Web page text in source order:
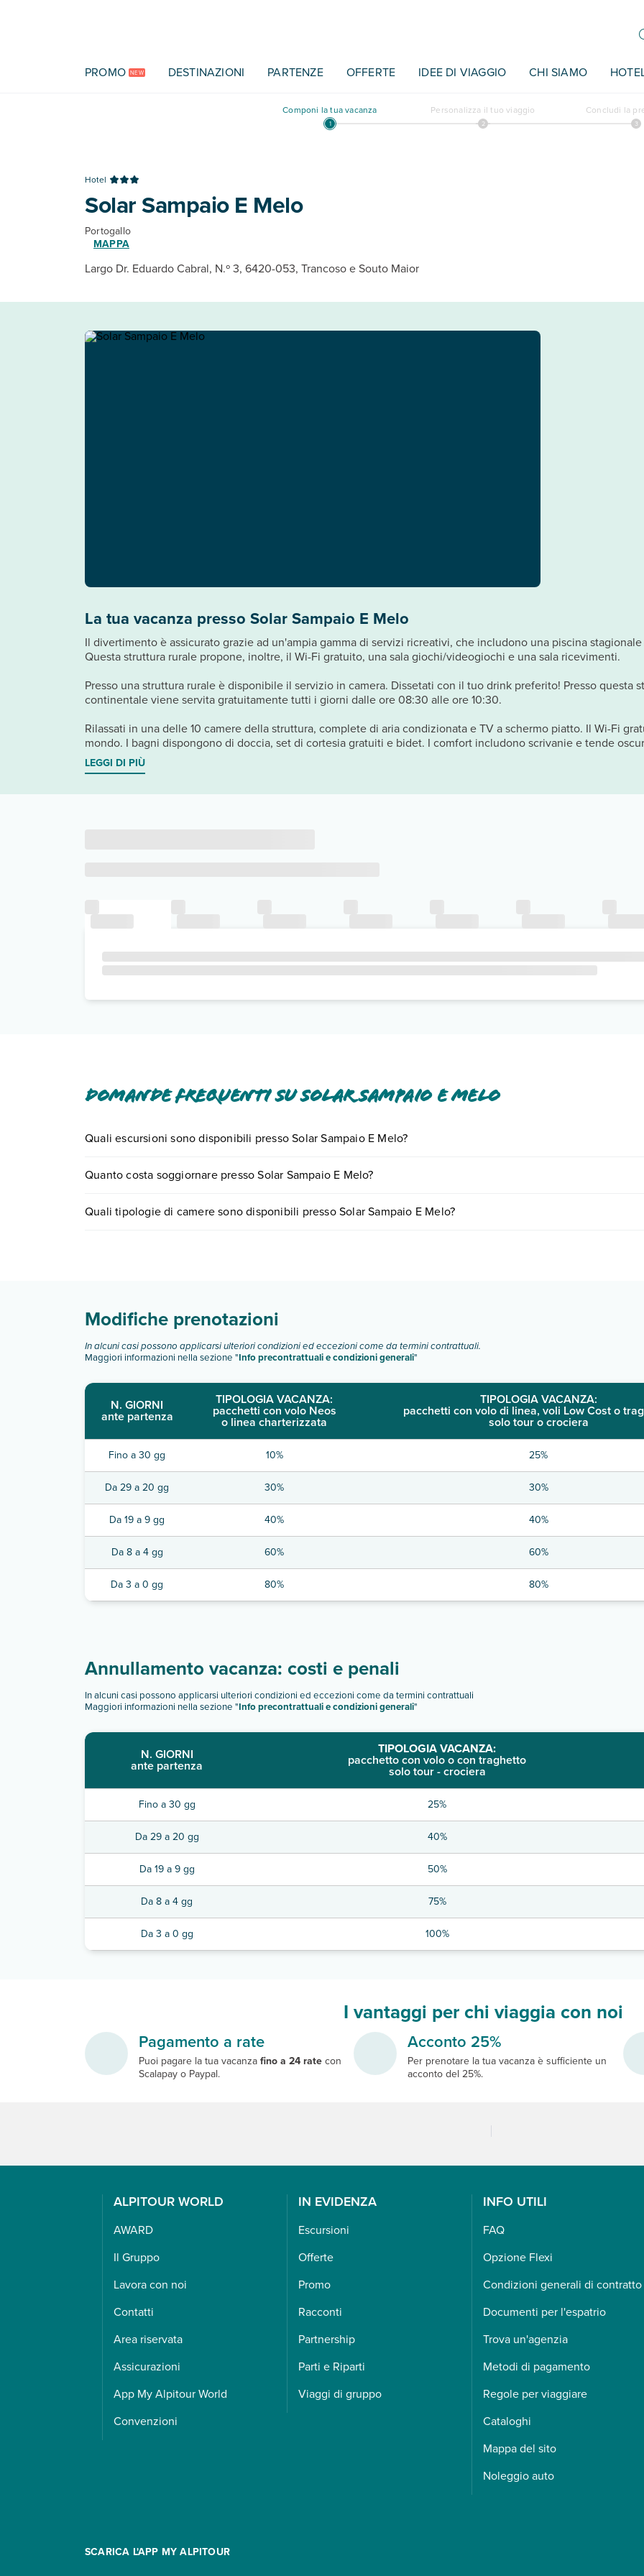
PROMO NEW DESTINAZIONI PARTENZE OFFERTE IDEE DI VIAGGIO CHI SIAMO
Componi la tua vacanza Personalizza il tuo viaggio Concludi la
Hotel
Solar Sampaio E Melo
Portogallo
MAPPA
Largo Dr. Eduardo Cabral, N.º 3, 6420-053, Trancoso e Souto Maior
La tua vacanza presso Solar Sampaio E Melo
Il divertimento è assicurato grazie ad un'ampia gamma di servizi ricreativi, che includono una piscina
Questa struttura rurale propone, inoltre, il Wi-Fi gratuito, una sala giochi/videogiochi e una sala ricevimenti.
Presso una struttura rurale è disponibile il servizio in camera. Dissetati con il tuo drink preferito! Presso questa
continentale viene servita gratuitamente tutti i giorni dalle ore 08:30 alle ore 10:30.
Rilassati in una delle 10 camere della struttura, complete di aria condizionata e TV a schermo piatto. Il Wi-Fi
mondo. I bagni dispongono di doccia, set di cortesia gratuiti e bidet. I comfort includono scrivanie e tende
LEGGI DI PIÙ
Domande frequenti su Solar Sampaio E Melo
Quali escursioni sono disponibili presso Solar Sampaio E Melo?
0721.17231 oprenotando un appuntamento.
Quanto costa soggiornare presso Solar Sampaio E Melo?
quando partire.
Quali tipologie di camere sono disponibili presso Solar Sampaio E Melo?
Modifiche prenotazioni
In alcuni casi possono applicarsi ulteriori condizioni ed eccezioni come da termini contrattuali.
Maggiori informazioni nella sezione "Info precontrattuali e condizioni generali"
N. GIORNI
ante partenza
TIPOLOGIA VACANZA:
pacchetti con volo Neos
o linea charterizzata
TIPOLOGIA VACANZA:
pacchetti con volo di linea, voli Low Cost o
solo tour o crociera
Fino a 30 gg 10% 25%
Da 29 a 20 gg 30% 30%
Da 19 a 9 gg 40% 40%
Da 8 a 4 gg 60% 60%
Da 3 a 0 gg 80% 80%
Annullamento vacanza: costi e penali
In alcuni casi possono applicarsi ulteriori condizioni ed eccezioni come da termini contrattuali
Maggiori informazioni nella sezione "Info precontrattuali e condizioni generali"
N. GIORNI
ante partenza
TIPOLOGIA VACANZA:
pacchetto con volo o con traghetto
solo tour - crociera
Fino a 30 gg 25%
Da 29 a 20 gg 40%
Da 19 a 9 gg 50%
Da 8 a 4 gg 75%
Da 3 a 0 gg 100%
I vantaggi per chi viaggia con noi
Pagamento a rate
Puoi pagare la tua vacanzafino a 24 ratecon
Scalapay o Paypal.
Acconto 25%
Per prenotare la tua vacanza è sufficiente un
acconto del 25%.
ALPITOUR WORLD
AWARD
Il Gruppo
Lavora con noi
Contatti
Area riservata
Assicurazioni
App My Alpitour World
Convenzioni
IN EVIDENZA
Escursioni
Offerte
Promo
Racconti
Partnership
Parti e Riparti
Viaggi di gruppo
INFO UTILI
FAQ
Opzione Flexi
Condizioni generali di contratto
Documenti per l'espatrio
Trova un'agenzia
Metodi di pagamento
Regole per viaggiare
Cataloghi
Mappa del sito
Noleggio auto
SCARICA L'APP MY ALPITOUR